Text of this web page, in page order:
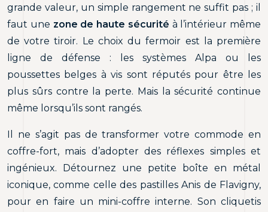
grande valeur, un simple rangement ne suffit pas ; il
faut une zone de haute sécurité à l’intérieur même
de votre tiroir. Le choix du fermoir est la première
ligne de défense : les systèmes Alpa ou les
poussettes belges à vis sont réputés pour être les
plus sûrs contre la perte. Mais la sécurité continue
même lorsqu’ils sont rangés.
Il ne s’agit pas de transformer votre commode en
coffre-fort, mais d’adopter des réflexes simples et
ingénieux. Détournez une petite boîte en métal
iconique, comme celle des pastilles Anis de Flavigny,
pour en faire un mini-coffre interne. Son cliquetis